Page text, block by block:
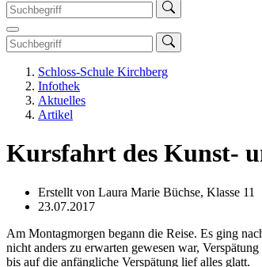
Schloss-Schule Kirchberg
Infothek
Aktuelles
Artikel
Kursfahrt des Kunst-
Erstellt von Laura Marie Büchse, Klasse 11
23.07.2017
Am Montagmorgen begann die Reise. Es ging
nicht anders zu erwarten gewesen war,
bis auf die anfängliche Verspätung lief alles glatt.